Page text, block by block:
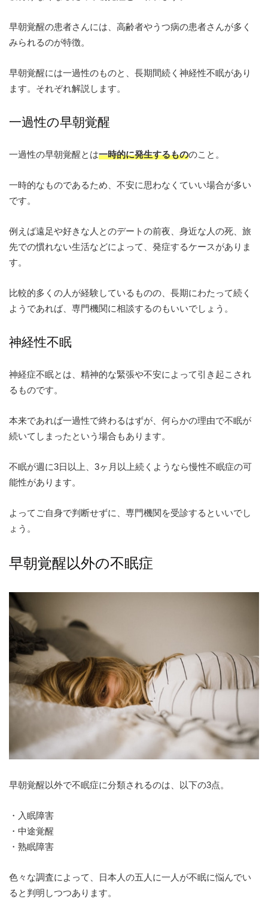
早朝覚醒の患者さんには、高齢者やうつ病の患者さんが多く
みられるのが特徴。
早朝覚醒には一過性のものと、長期間続く神経性不眠があり
ます。 それぞれ解説します。
一過性の早朝覚醒
一過性の早朝覚醒とは一時的に発生するもののこと。
一時的なものであるため、不安に思わなくていい場合が多い
です。
例えば遠足や好きな人とのデートの前夜、身近な人の死、旅
先での慣れない生活などによって、発症するケースがありま
す。
比較的多くの人が経験しているものの、長期にわたって続く
ようであれば、専門機関に相談するのもいいでしょう。
神経性不眠
神経症不眠とは、精神的な緊張や不安によって引き起こされ
るものです。
本来であれば一過性で終わるはずが、何らかの理由で不眠が
続いてしまったという場合もあります。
不眠が週に3日以上、3ヶ月以上続くようなら慢性不眠症の可
能性があります。
よってご自身で判断せずに、専門機関を受診するといいでし
ょう。
早朝覚醒以外の不眠症
早朝覚醒以外で不眠症に分類されるのは、以下の3点。
・入眠障害
・中途覚醒
・熟眠障害
色々な調査によって、日本人の五人に一人が不眠に悩んでい
ると判明しつつあります。